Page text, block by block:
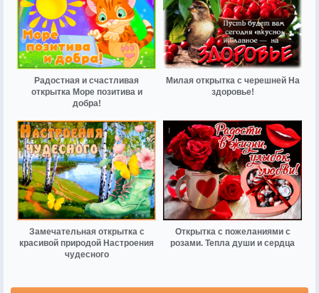
Радостная и счастливая
открытка Море позитива и
добра!
Милая открытка с черешней На
здоровье!
Замечательная открытка с
красивой природой Настроения
чудесного
Открытка с пожеланиями с
розами. Тепла души и сердца